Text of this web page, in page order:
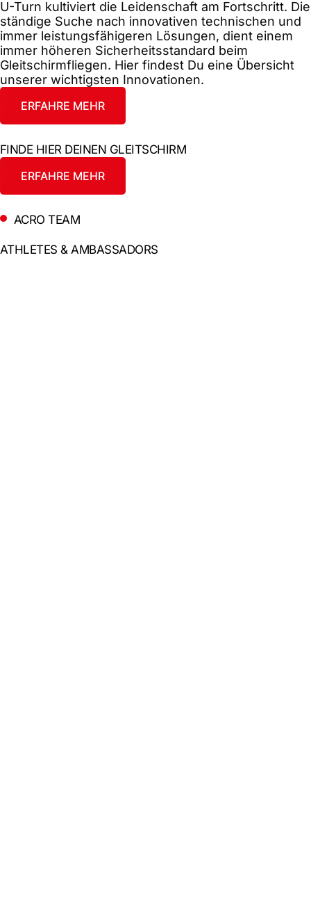
U-Turn kultiviert die Leidenschaft am Fortschritt. Die
ständige Suche nach innovativen technischen und
immer leistungsfähigeren Lösungen, dient einem
immer höheren Sicherheitsstandard beim
Gleitschirmfliegen. Hier findest Du eine Übersicht
unserer wichtigsten Innovationen.
ERFAHRE MEHR
FINDE HIER DEINEN GLEITSCHIRM
ERFAHRE MEHR
ACRO TEAM
ATHLETES & AMBASSADORS